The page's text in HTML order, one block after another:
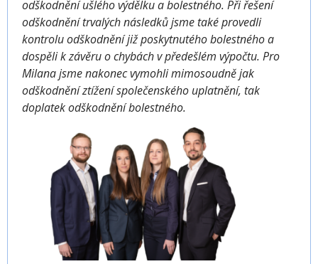
odškodnění ušlého výdělku a bolestného. Při řešení
odškodnění trvalých následků jsme také provedli
kontrolu odškodnění již poskytnutého bolestného a
dospěli k závěru o chybách v předešlém výpočtu. Pro
Milana jsme nakonec vymohli mimosoudně jak
odškodnění ztížení společenského uplatnění, tak
doplatek odškodnění bolestného.